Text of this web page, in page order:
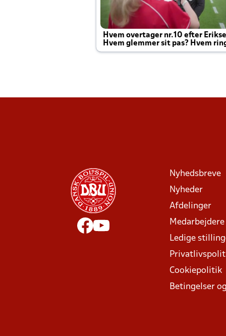
Hvem overtager nr.10 efter
Hvem glemmer sit pas? Hvem
Joachim altid til efter kampe?
Nyhedsbreve
Nyheder
Afdelinger
Medarbejdere
Ledige
Cookiepolitik
Betingelser